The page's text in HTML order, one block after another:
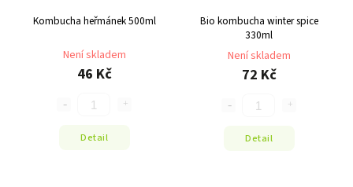
Kombucha heřmánek 500ml
Není skladem
46 Kč
Detail
Bio kombucha winter spice
330ml
Není skladem
72 Kč
Detail